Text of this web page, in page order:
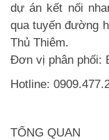
dự án kết nối
qua tuyến đường
Thủ Thiêm.
Đơn vị phân phối:
Hotline:
TỔNG QUAN